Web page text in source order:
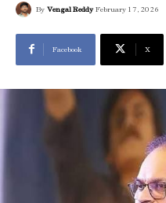
By Vengal Reddy February 17, 2026
Facebook X